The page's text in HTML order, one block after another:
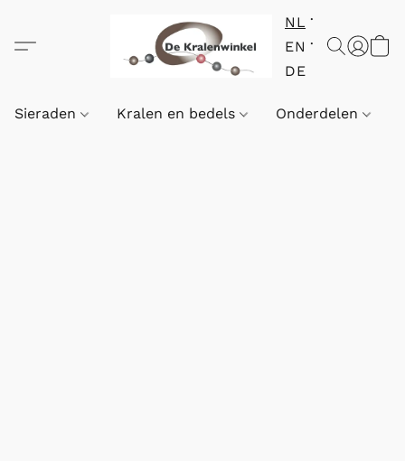
NL
EN
DE
Sieraden Kralen en bedels Onderdelen